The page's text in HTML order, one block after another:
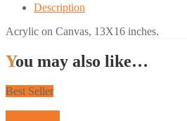
Description
Acrylic on Canvas, 13X16 inches.
You may also like…
Best Seller